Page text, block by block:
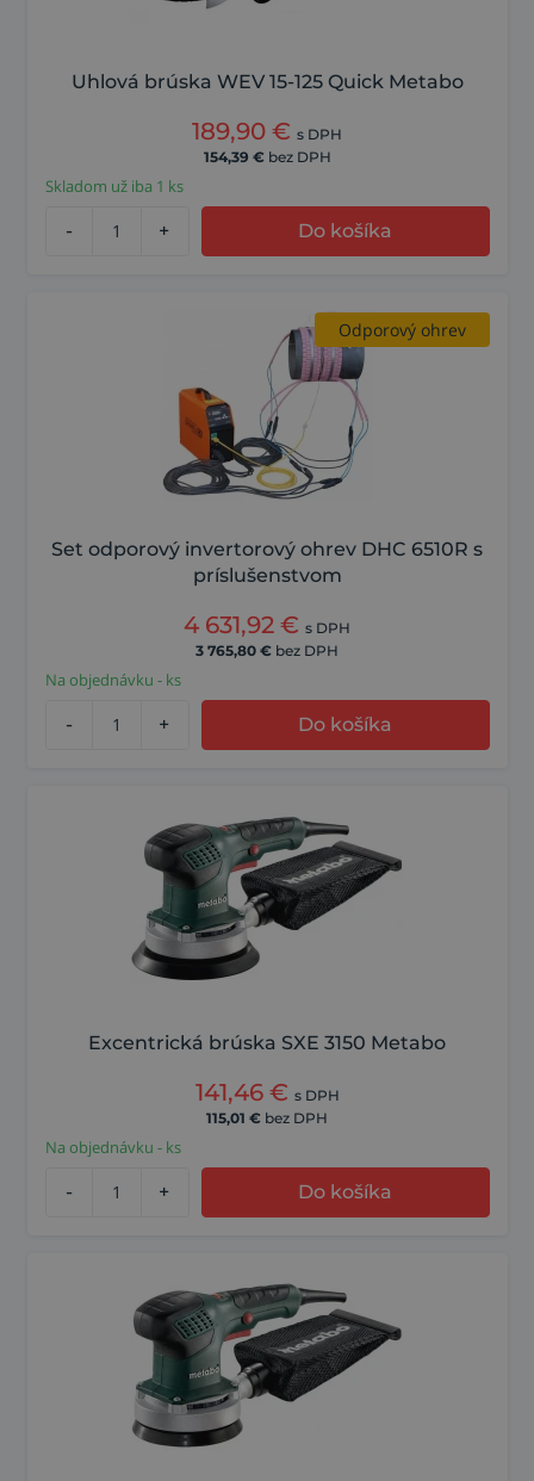
Uhlová brúska WEV 15-125 Quick Metabo
189,90 € s DPH
154,39 € bez DPH
Skladom už iba 1 ks
- + Do košíka
Odporový ohrev
Set odporový invertorový ohrev DHC 6510R s
príslušenstvom
4 631,92 € s DPH
3 765,80 € bez DPH
Na objednávku - ks
- + Do košíka
Excentrická brúska SXE 3150 Metabo
141,46 € s DPH
115,01 € bez DPH
Na objednávku - ks
- + Do košíka